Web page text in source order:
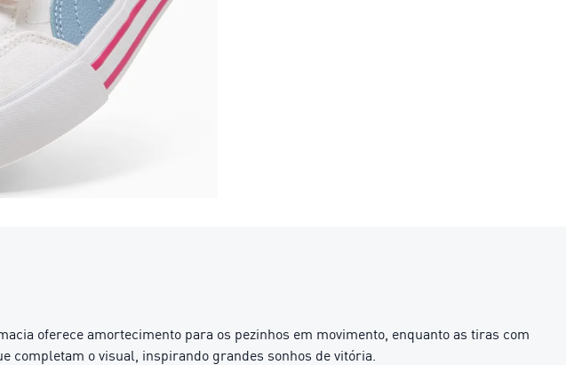
oferece amortecimento para os pezinhos em movimento, enquanto as tiras com
completam o visual, inspirando grandes sonhos de vitória.